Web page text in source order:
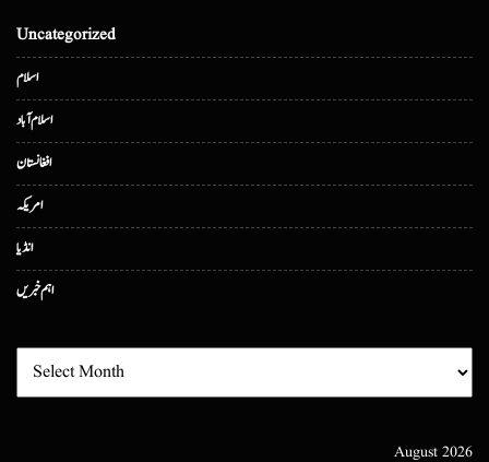
Uncategorized
اسلام
اسلام آباد
افغانستان
امریکہ
انڈیا
اہم خبریں
August 2026